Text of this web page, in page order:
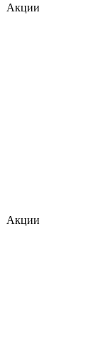
Акции
Акции